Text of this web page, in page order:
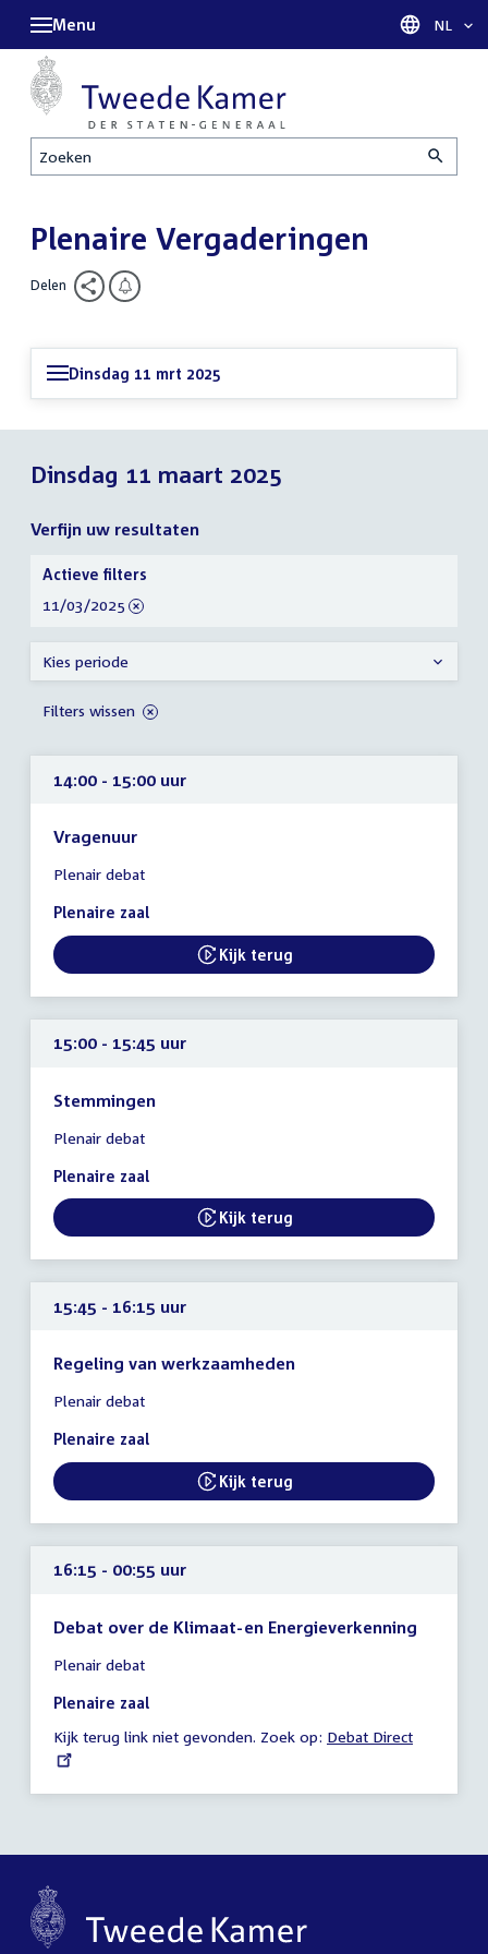
Zoeken
Menu Taal
NL
Plenaire Vergaderingen
Delen
Dinsdag 11 mrt 2025
Dinsdag 11 maart 2025
Verfijn uw resultaten
14:00 - 15:00 uur
Vragenuur
vergadering
14:00
15:00
uur
Plenair debat
Plenaire zaal
External link:
Kijk terug
15:00 - 15:45 uur
Stemmingen
vergadering
15:00
15:45
uur
Plenair debat
Plenaire zaal
External link:
Kijk terug
15:45 - 16:15 uur
Regeling van werkzaamheden
vergadering
15:45
16:15
uur
Plenair debat
Plenaire zaal
External link:
Kijk terug
16:15 - 00:55 uur
Debat over de Klimaat-en Energieverkenning
vergadering
16:15
00:55
uur
Plenair debat
Plenaire zaal
Kijk terug link niet gevonden. Zoek op: External
Debat Direct
Verfijn
uw
resultaten
Actieve filters
verwijder
11/03/2025
Kies periode
Filters wissen